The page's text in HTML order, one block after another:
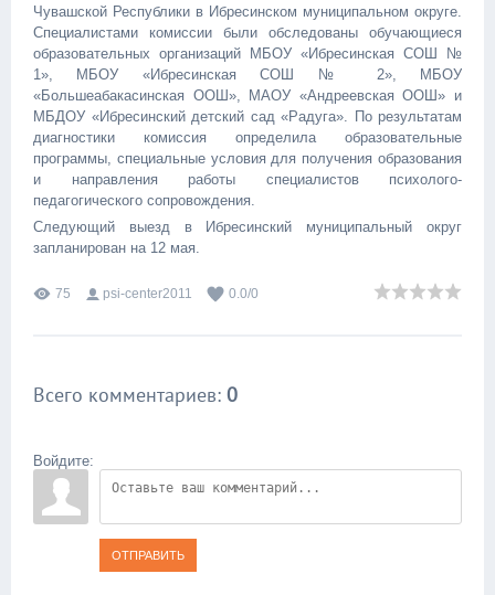
Чувашской Республики в Ибресинском муниципальном округе.
Специалистами комиссии были обследованы обучающиеся
образовательных организаций МБОУ «Ибресинская СОШ №
1», МБОУ «Ибресинская СОШ № 2», МБОУ
«Большеабакасинская ООШ», МАОУ «Андреевская ООШ» и
МБДОУ «Ибресинский детский сад «Радуга». По результатам
диагностики комиссия определила образовательные
программы, специальные условия для получения образования
и направления работы специалистов психолого-
педагогического сопровождения.
Следующий выезд в Ибресинский муниципальный округ
запланирован на 12 мая.
75 psi-center2011 0.0/0
Всего комментариев: 0
Войдите:
ОТПРАВИТЬ